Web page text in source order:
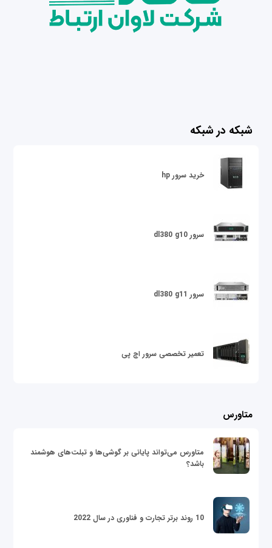
شبکه در شبکه
خرید سرور hp
سرور dl380 g10
سرور dl380 g11
تعمیر تخصصی سرور اچ پی
متاورس
متاورس می‌تواند پایانی بر گوشی‌ها و تبلت‌های هوشمند
باشد؟
10 روند برتر تجارت و فناوری در سال 2022